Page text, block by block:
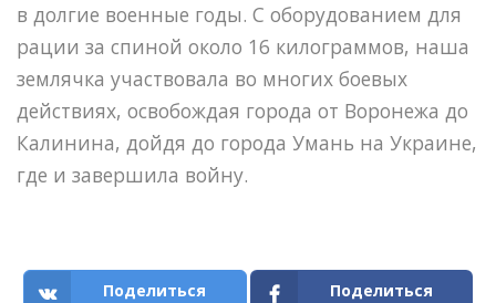
в долгие военные годы. С оборудованием для
рации за спиной около 16 килограммов, наша
землячка участвовала во многих боевых
действиях, освобождая города от Воронежа до
Калинина, дойдя до города Умань на Украине,
где и завершила войну.
Поделиться Поделиться